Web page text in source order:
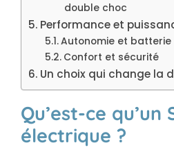
double choc
Performance et
Autonomie et batterie
Confort et sécurité
Un choix qui change la
Qu’est-ce qu’un
électrique ?